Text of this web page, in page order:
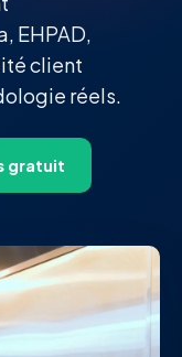
EHPAD,
client
réels.
gratuit